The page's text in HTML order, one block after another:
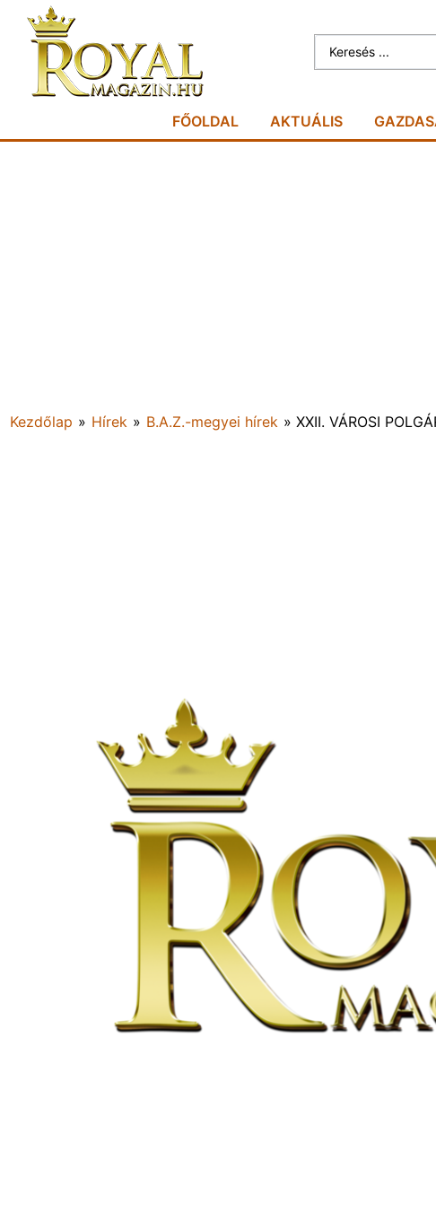
FŐOLDAL AKTUÁLIS
Kezdőlap » Hírek » B.A.Z.-megyei hírek » XXII. VÁROSI